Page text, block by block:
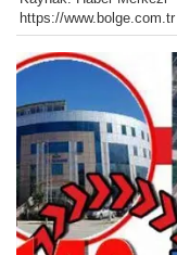
https://www.bolge.com.tr